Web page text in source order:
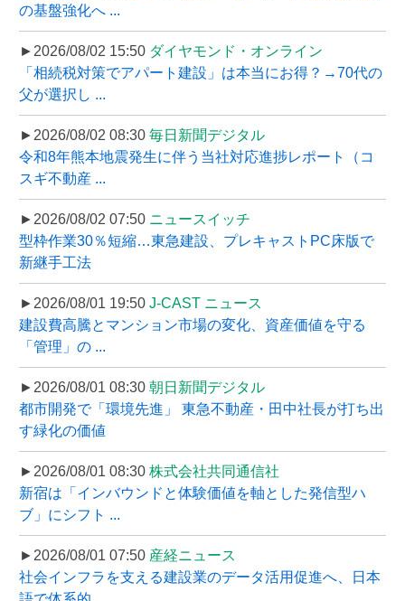
の基盤強化へ ...
►2026/08/02 15:50 ダイヤモンド・オンライン
「相続税対策でアパート建設」は本当にお得？→70代の
父が選択し ...
►2026/08/02 08:30 毎日新聞デジタル
令和8年熊本地震発生に伴う当社対応進捗レポート（コ
スギ不動産 ...
►2026/08/02 07:50 ニュースイッチ
型枠作業30％短縮…東急建設、プレキャストPC床版で
新継手工法
►2026/08/01 19:50 J-CAST ニュース
建設費高騰とマンション市場の変化、資産価値を守る
「管理」の ...
►2026/08/01 08:30 朝日新聞デジタル
都市開発で「環境先進」 東急不動産・田中社長が打ち出
す緑化の価値
►2026/08/01 08:30 株式会社共同通信社
新宿は「インバウンドと体験価値を軸とした発信型ハ
ブ」にシフト ...
►2026/08/01 07:50 産経ニュース
社会インフラを支える建設業のデータ活用促進へ、日本